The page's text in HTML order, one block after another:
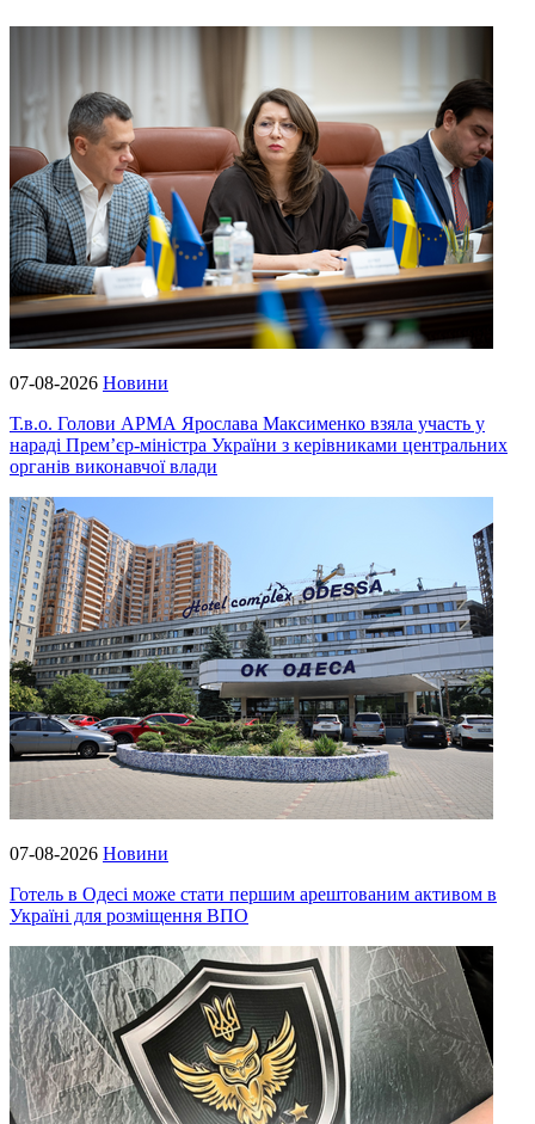
07-08-2026 Новини
Т.в.о. Голови АРМА Ярослава Максименко взяла участь у
нараді Прем’єр-міністра України з керівниками центральних
органів виконавчої влади
07-08-2026 Новини
Готель в Одесі може стати першим арештованим активом в
Україні для розміщення ВПО